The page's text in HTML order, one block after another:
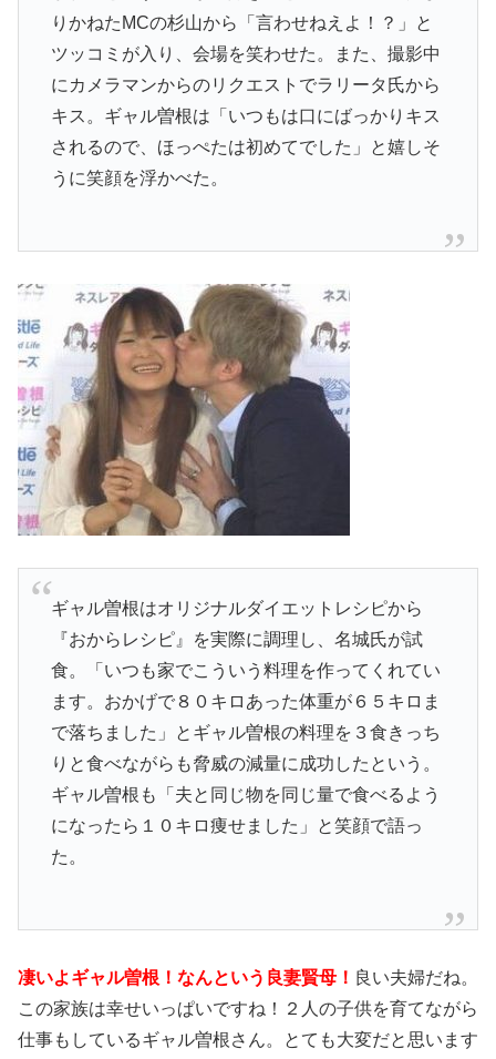
りかねたMCの杉山から「言わせねえよ！？」と
ツッコミが入り、会場を笑わせた。また、撮影中
にカメラマンからのリクエストでラリータ氏から
キス。ギャル曽根は「いつもは口にばっかりキス
されるので、ほっぺたは初めてでした」と嬉しそ
うに笑顔を浮かべた。
ギャル曽根はオリジナルダイエットレシピから
『おからレシピ』を実際に調理し、名城氏が試
食。「いつも家でこういう料理を作ってくれてい
ます。おかげで８０キロあった体重が６５キロま
で落ちました」とギャル曽根の料理を３食きっち
りと食べながらも脅威の減量に成功したという。
ギャル曽根も「夫と同じ物を同じ量で食べるよう
になったら１０キロ痩せました」と笑顔で語っ
た。
凄いよギャル曽根！なんという良妻賢母！ 良い夫婦だね。
この家族は幸せいっぱいですね！２人の子供を育てながら
仕事もしているギャル曽根さん。とても大変だと思います